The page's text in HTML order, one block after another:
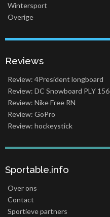
Wintersport
Overige
Reviews
Review: 4President longboard
Review: DC Snowboard PLY 156
Review: Nike Free RN
Review: GoPro
Review: hockeystick
Sportable.info
Over ons
Contact
Sportieve partners